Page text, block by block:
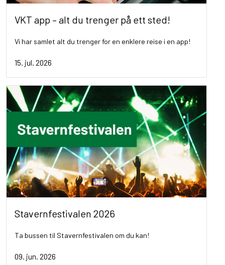
VKT app – alt du trenger på ett sted!
Vi har samlet alt du trenger for en enklere reise i en app!
15. jul. 2026
Stavernfestivalen 2026
Ta bussen til Stavernfestivalen om du kan!
09. jun. 2026